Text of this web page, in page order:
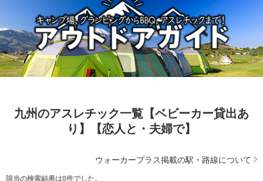
九州のアスレチック一覧【ベビーカー貸出あ
り】【恋人と・夫婦で】
ウォーカープラス掲載の駅・路線について
該当の検索結果は0件でした。